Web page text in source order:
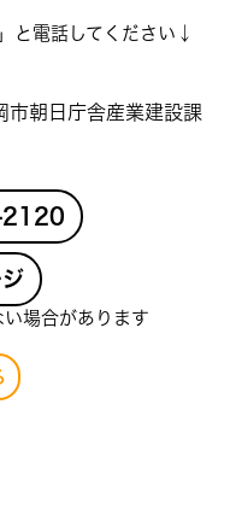
と電話してください↓
市朝日庁舎産業建設課
場合があります